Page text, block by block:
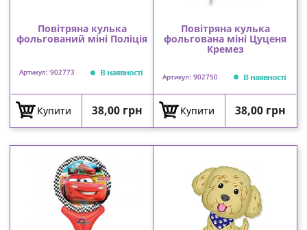
Повітряна кулька
фольгований міні Поліція
Артикул: 902773 В наявності
Купити Ціна
38,00 грн
Повітряна кулька
фольгована міні Цуценя
Кремез
Артикул: 902750 В наявності
Купити Ціна
38,00 грн